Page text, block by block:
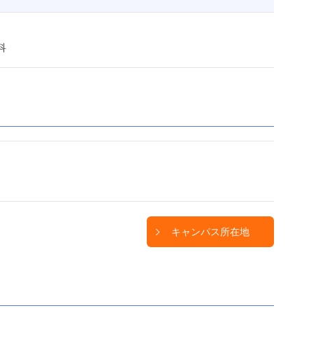
キャンパス所在地